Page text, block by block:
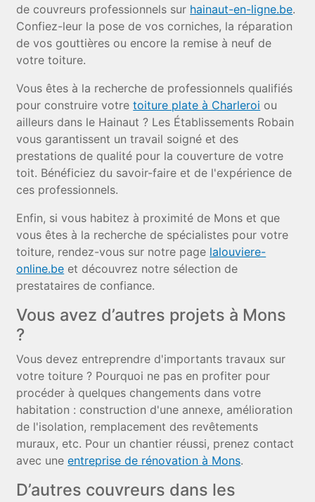
de couvreurs professionnels sur hainaut-en-ligne.be.
Confiez-leur la pose de vos corniches, la réparation
de vos gouttières ou encore la remise à neuf de
votre toiture.
Vous êtes à la recherche de professionnels qualifiés
pour construire votretoiture plate à Charleroi ou
ailleurs dans le Hainaut ? Les Établissements Robain
vous garantissent un travail soigné et des
prestations de qualité pour la couverture de votre
toit. Bénéficiez du savoir-faire et de l'expérience de
ces professionnels.
Enfin, si vous habitez à proximité de Mons et que
vous êtes à la recherche de spécialistes pour votre
toiture, rendez-vous sur notre page lalouviere-
online.be et découvrez notre sélection de
prestataires de confiance.
Vous avez d’autres projets à Mons
?
Vous devez entreprendre d'importants travaux sur
votre toiture ? Pourquoi ne pas en profiter pour
procéder à quelques changements dans votre
habitation : construction d'une annexe, amélioration
de l'isolation, remplacement des revêtements
muraux, etc. Pour un chantier réussi, prenez contact
avec uneentreprise de rénovation à Mons.
D’autres couvreurs dans les